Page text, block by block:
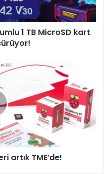
1 TB MicroSD kart
artık TME’de!